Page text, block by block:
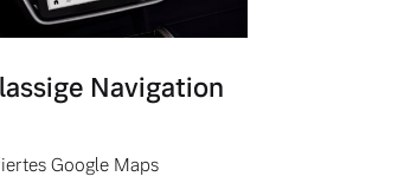
Navigation
Google Maps